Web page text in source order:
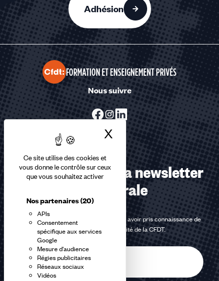
Ce site utilise des cookies et
vous donne le contrôle sur ceux
que vous souhaitez activer
Nos partenaires(20)
APIs
Consentement
spécifique aux services
Google
Mesure d'audience
Régies publicitaires
Réseaux sociaux
Vidéos
X Masquer le
Adhésion
FORMATION ET ENSEIGNEMENT PRIVÉS
Nous suivre
Abonnez-vous à la newsletter
confédérale
En m'inscrivant à la newsletter, j'affirme avoir pris connaissance de
lapolitique de confidentialité de la CFDT.